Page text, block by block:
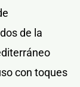
de la
con toques